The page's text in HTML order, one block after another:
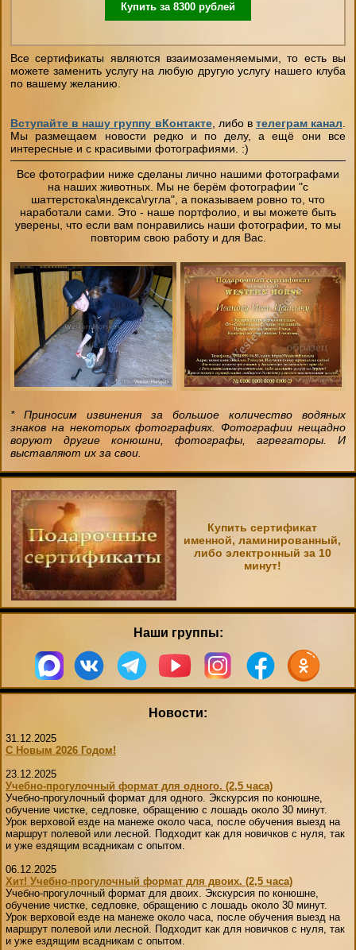
Купить за 8300 рублей
Все сертификаты являются взаимозаменяемыми, то есть вы
можете заменить услугу на любую другую услугу нашего клуба
по вашему желанию.
Вступайте в нашу группу вКонтакте, либо в телеграм канал.
Мы размещаем новости редко и по делу, а ещё они все
интересные и с красивыми фотографиями. :)
Все фотографии ниже сделаны лично нашими фотографами
на наших животных. Мы не берём фотографии "с
шаттерстока\яндекса\гугла", а показываем ровно то, что
наработали сами. Это - наше портфолио, и вы можете быть
уверены, что если вам понравились наши фотографии, то мы
повторим свою работу и для Вас.
* Приносим извинения за большое количество водяных
знаков на некоторых фотографиях. Фотографии нещадно
воруют другие конюшни, фотографы, агрегаторы. И
выставляют их за свои.
Купить сертификат
именной, ламинированный,
либо электронный за 10
минут!
Наши группы:
Новости:
31.12.2025
С Новым 2026 Годом!
23.12.2025
Учебно-прогулочный формат для одного. (2,5 часа)
Учебно-прогулочный формат для одного. Экскурсия по конюшне,
обучение чистке, седловке, обращению с лошадь около 30 минут.
Урок верховой езде на манеже около часа, после обучения выезд на
маршрут полевой или лесной. Подходит как для новичков с нуля, так
и уже ездящим всадникам с опытом.
06.12.2025
Хит! Учебно-прогулочный формат для двоих. (2,5 часа)
Учебно-прогулочный формат для двоих. Экскурсия по конюшне,
обучение чистке, седловке, обращению с лошадь около 30 минут.
Урок верховой езде на манеже около часа, после обучения выезд на
маршрут полевой или лесной. Подходит как для новичков с нуля, так
и уже ездящим всадникам с опытом.